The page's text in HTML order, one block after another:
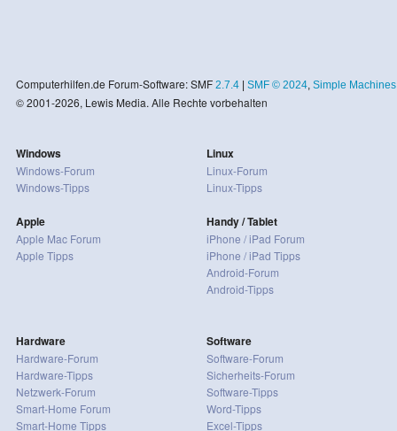
Computerhilfen.de Forum-Software: SMF 2.7.4| SMF © 2024, Simple Machines
© 2001-2026, Lewis Media. Alle Rechte vorbehalten
Windows
Windows-Forum
Windows-Tipps
Apple
Apple Mac Forum
Apple Tipps
Linux
Linux-Forum
Linux-Tipps
Handy / Tablet
iPhone / iPad Forum
iPhone / iPad Tipps
Android-Forum
Android-Tipps
Hardware
Hardware-Forum
Hardware-Tipps
Netzwerk-Forum
Smart-Home Forum
Smart-Home Tipps
Software
Software-Forum
Sicherheits-Forum
Software-Tipps
Word-Tipps
Excel-Tipps